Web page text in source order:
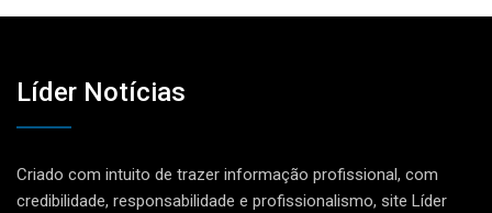
Líder Notícias
Criado com intuito de trazer informação profissional, com
credibilidade, responsabilidade e profissionalismo, site Líder